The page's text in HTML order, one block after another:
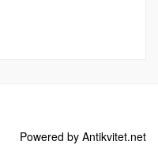
Powered by Antikvitet.net